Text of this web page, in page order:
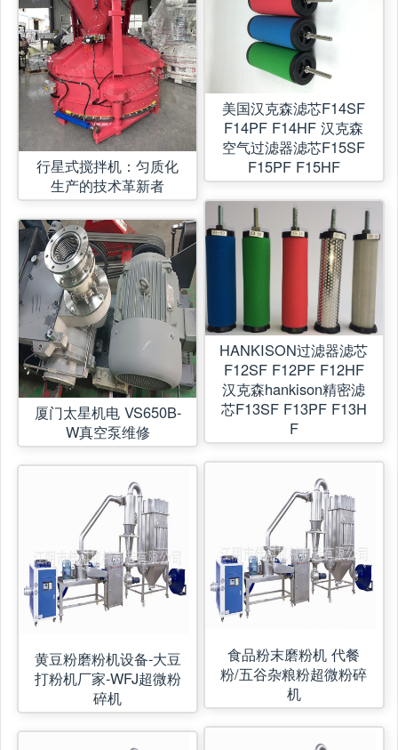
行星式搅拌机：匀质化
生产的技术革新者
厦门太星机电 VS650B-
W真空泵维修
黄豆粉磨粉机设备-大豆
打粉机厂家-WFJ超微粉
碎机
美国汉克森滤芯F14SF
F14PF F14HF 汉克森
空气过滤器滤芯F15SF
F15PF F15HF
HANKISON过滤器滤芯
F12SF F12PF F12HF
汉克森hankison精密滤
芯F13SF F13PF F13H
F
食品粉末磨粉机 代餐
粉/五谷杂粮粉超微粉碎
机